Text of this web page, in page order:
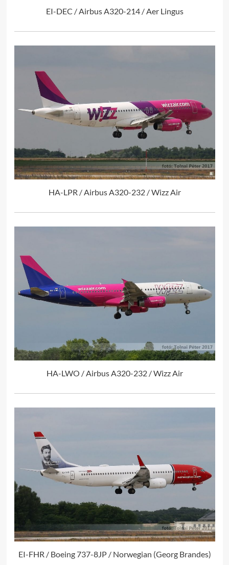
EI-DEC / Airbus A320-214 / Aer Lingus
HA-LPR / Airbus A320-232 / Wizz Air
HA-LWO / Airbus A320-232 / Wizz Air
EI-FHR / Boeing 737-8JP / Norwegian (Georg Brandes)